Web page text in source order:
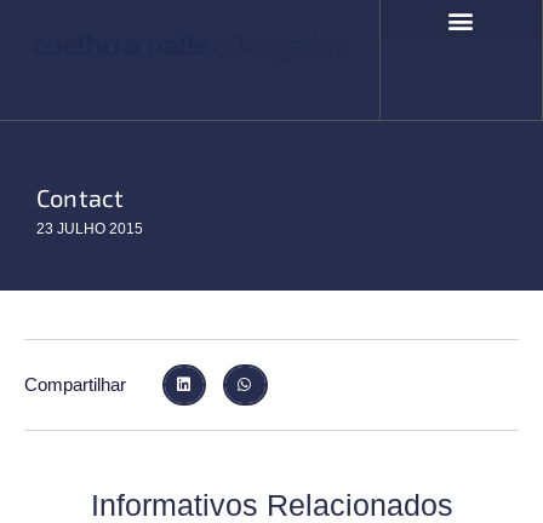
Contact
23 JULHO 2015
Compartilhar
Informativos Relacionados